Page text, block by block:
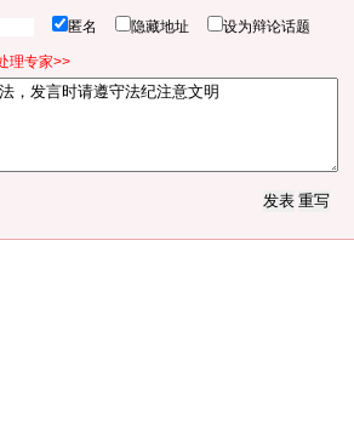
匿名 隐藏地址 设为辩论话题
理专家>>